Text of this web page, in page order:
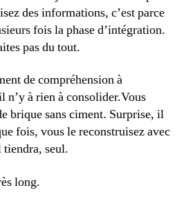
des informations, c’est parce
fois la phase d’intégration.
pas du tout.
de compréhension à
à rien à consolider.Vous
brique sans ciment. Surprise, il
fois, vous le reconstruisez avec
tiendra, seul.
long.